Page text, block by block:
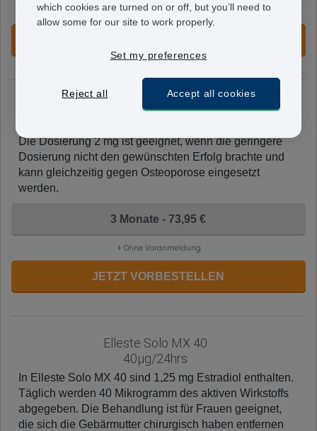
+ Ohne Voranmeldung
Elleste Solo
Die Dosierung 2 mg ist geeignet, wenn die geringere
Dosierung nicht den gewünschten Erfolg brachte und
kann gleichzeitig gegen Osteoporose eingesetzt
werden.
3 Monate - 73,95 €
+ Ohne Voranmeldung
JETZT VORBESTELLEN
Elleste Solo MX 40
40µg/24hrs
In Elleste Solo MX 40 sind 1,25 mg Estradiol enthalten.
Täglich werden 40 Mikrogramm des aktiven Wirkstoffs
abgegeben. Die Behandlung ist für Frauen geeignet,
die sich die Gebärmutter chirurgisch haben entfernen
which cookies are turned on or off, but you’ll need to
allow some for our site to work properly.
Set my preferences
Reject all Accept all cookies